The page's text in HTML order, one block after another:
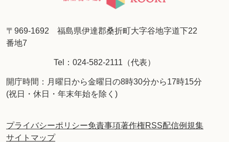
〒969-1692 福島県伊達郡桑折町大字谷地字道下22
番地7
Tel：024-582-2111（代表）
開庁時間：月曜日から金曜日の8時30分から17時15分
(祝日・休日・年末年始を除く)
プライバシーポリシー免責事項著作権RSS配信例規集
サイトマップ